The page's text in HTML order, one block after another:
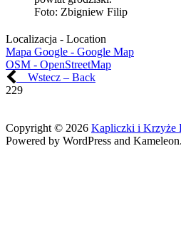
Foto: Zbigniew Filip
Localizacja - Location
Mapa Google - Google Map
OSM - OpenStreetMap
Wstecz – Back
229
Copyright © 2026 Kapliczki i Krzyże
Powered by WordPress and Kameleon.